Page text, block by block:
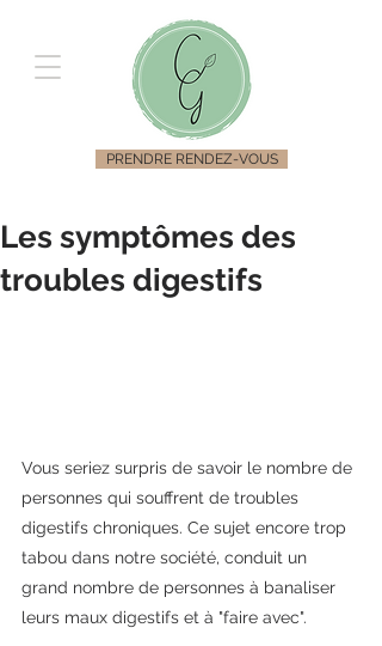
PRENDRE RENDEZ-VOUS
Les symptômes des
troubles digestifs
Vous seriez surpris de savoir le nombre de
personnes qui souffrent de troubles
digestifs chroniques. Ce sujet encore trop
tabou dans notre société, conduit un
grand nombre de personnes à banaliser
leurs maux digestifs et à "faire avec".